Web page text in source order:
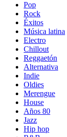
Pop
Rock
Éxitos
Música latina
Electro
Chillout
Reggaetón
Alternativa
Indie
Oldies
Merengue
House
Años 80
Jazz
Hip hop